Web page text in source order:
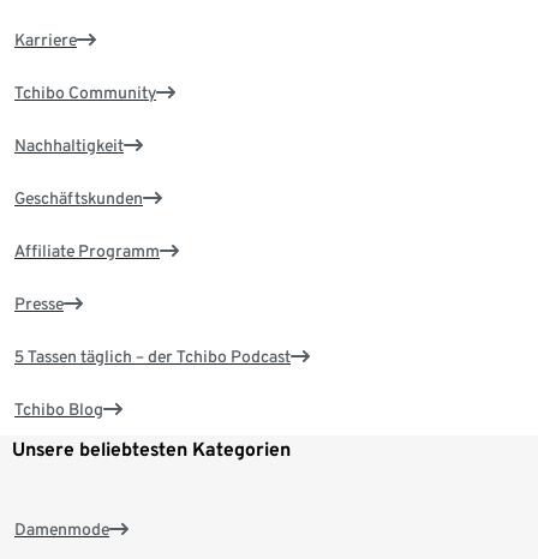
Karriere
Tchibo Community
Nachhaltigkeit
Geschäftskunden
Affiliate Programm
Presse
5 Tassen täglich – der Tchibo Podcast
Tchibo Blog
Unsere beliebtesten Kategorien
Damenmode